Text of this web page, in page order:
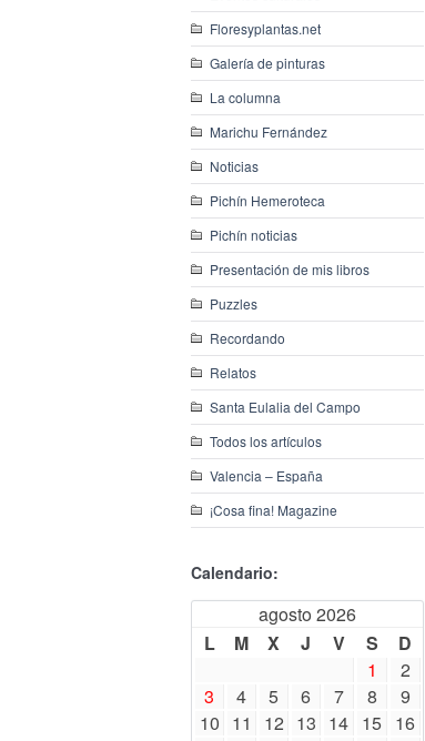
Floresyplantas.net
Galería de pinturas
La columna
Marichu Fernández
Noticias
Pichín Hemeroteca
Pichín noticias
Presentación de mis libros
Puzzles
Recordando
Relatos
Santa Eulalia del Campo
Todos los artículos
Valencia – España
¡Cosa fina! Magazine
Calendario:
agosto 2026
L
M X J V S
D
1
2
3
4 5 6 7 8
9
10 11 12 13 14 15 16